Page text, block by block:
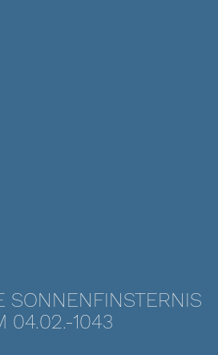
SONNENFINSTERNIS
04.02.-1043